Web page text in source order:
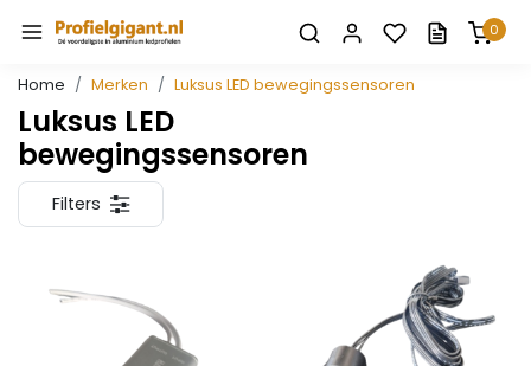
0
Home Merken Luksus LED bewegingssensoren
Luksus LED
bewegingssensoren
Filters